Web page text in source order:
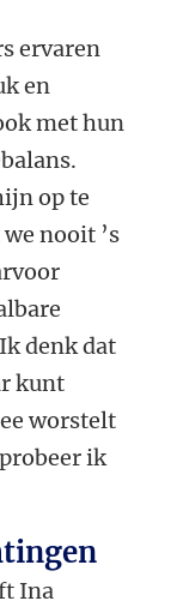
ervaren
en
met hun
op te
nooit ’s
denk dat
kunt
worstelt
ik
Ina